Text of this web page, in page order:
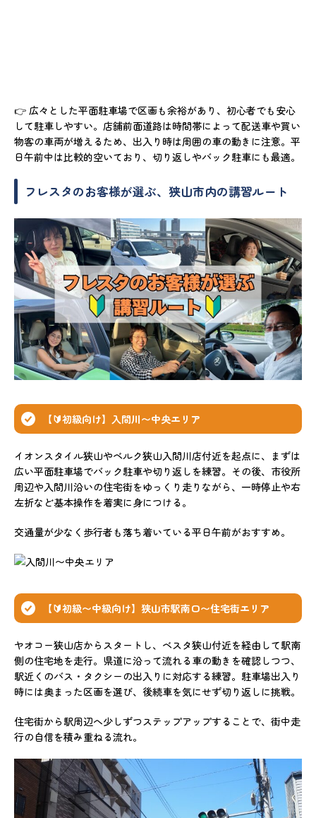
👉 広々とした平面駐車場で区画も余裕があり、初心者でも安心
して駐車しやすい。店舗前面道路は時間帯によって配送車や買い
物客の車両が増えるため、出入り時は周囲の車の動きに注意。平
日午前中は比較的空いており、切り返しやバック駐車にも最適。
フレスタのお客様が選ぶ、狭山市内の講習ルート
【🔰初級向け】入間川〜中央エリア
イオンスタイル狭山やベルク狭山入間川店付近を起点に、まずは
広い平面駐車場でバック駐車や切り返しを練習。その後、市役所
周辺や入間川沿いの住宅街をゆっくり走りながら、一時停止や右
左折など基本操作を着実に身につける。
交通量が少なく歩行者も落ち着いている平日午前がおすすめ。
【🔰初級〜中級向け】狭山市駅南口〜住宅街エリア
ヤオコー狭山店からスタートし、ベスタ狭山付近を経由して駅南
側の住宅地を走行。県道に沿って流れる車の動きを確認しつつ、
駅近くのバス・タクシーの出入りに対応する練習。駐車場出入り
時には奥まった区画を選び、後続車を気にせず切り返しに挑戦。
住宅街から駅周辺へ少しずつステップアップすることで、街中走
行の自信を積み重ねる流れ。